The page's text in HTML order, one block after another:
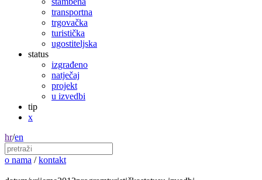
transportna
trgovačka
turistička
ugostiteljska
status
izgrađeno
natječaj
projekt
u izvedbi
tip
x
hr/en
o nama / kontakt